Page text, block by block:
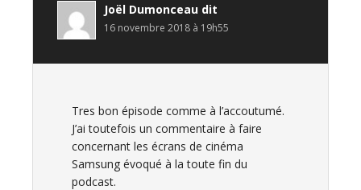
Joël Dumonceau dit
16 novembre 2018 à 19h55
Tres bon épisode comme à l’accoutumé.
J’ai toutefois un commentaire à faire
concernant les écrans de cinéma
Samsung évoqué à la toute fin du
podcast.